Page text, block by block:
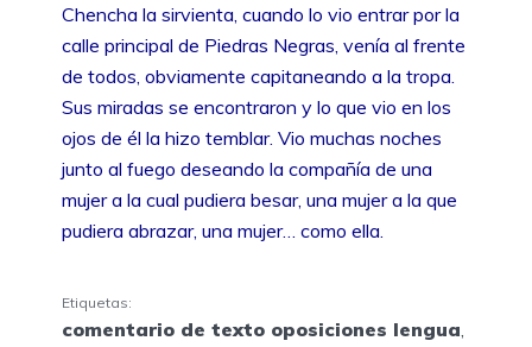
Chencha la sirvienta, cuando lo vio entrar por la
calle principal de Piedras Negras, venía al frente
de todos, obviamente capitaneando a la tropa.
Sus miradas se encontraron y lo que vio en los
ojos de él la hizo temblar. Vio muchas noches
junto al fuego deseando la compañía de una
mujer a la cual pudiera besar, una mujer a la que
pudiera abrazar, una mujer… como ella.
Etiquetas:
comentario de texto oposiciones lengua,